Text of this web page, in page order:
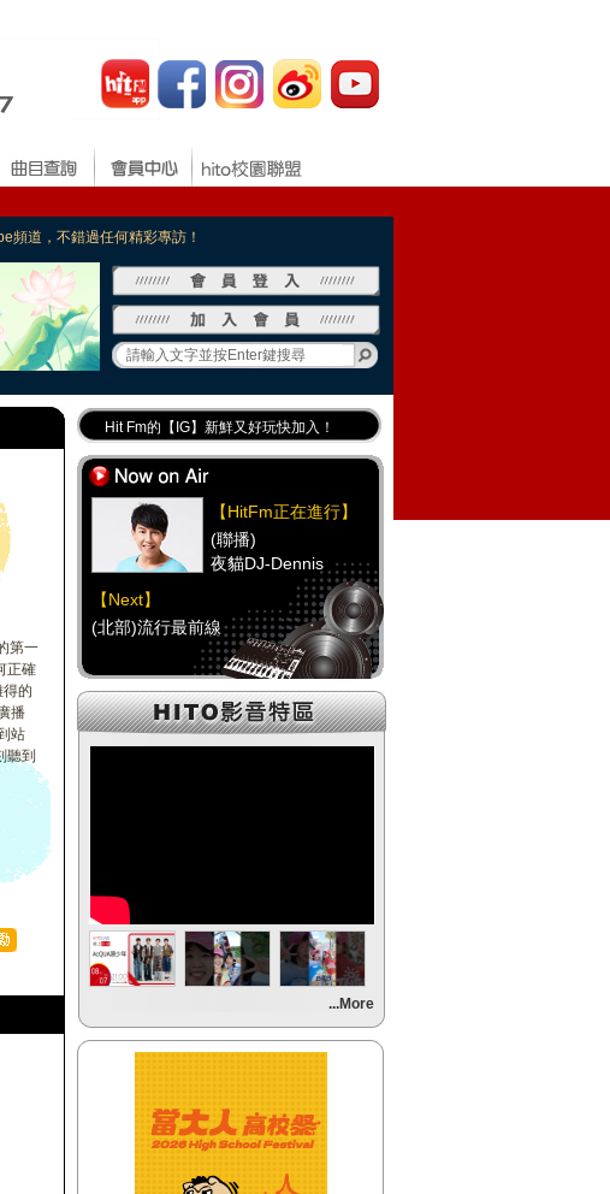
頻道，不錯過任何精彩專訪！
第一
正確
的
播
站
聽到
Hit Fm的【IG】新鮮又好玩快加入！
Hit Fm【FB臉書粉絲團】等你加入！
最專業《DJ推薦》好音樂千萬別錯過！
好康報報 最新優惠訊息都在這！
【HitFm正在進行】
(聯播)
夜貓DJ-Dennis
【Next】
(北部)流行最前線
【HitFm正在進行】
(聯播)
(聯播)
夜貓DJ-Dennis
【Next】
(聯播)
夜貓DJ-Dennis
...More